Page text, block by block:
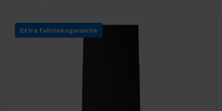
Extra fabrieksgarantie